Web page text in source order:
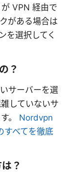
VPN 経由で
がある場合は
を選択してく
？
サーバーを選
していないサ
。 Nordvpn
すべてを徹底
？